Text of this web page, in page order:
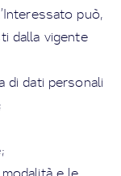
può,
dalla vigente
di dati personali
e le